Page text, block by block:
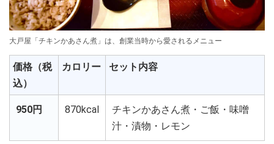
大戸屋「チキンかあさん煮」は、創業当時から愛されるメニュー
価格（税
込）
カロリー セット内容
950円 870kcal
チキンかあさん煮・ご飯・味噌
汁・漬物・レモン